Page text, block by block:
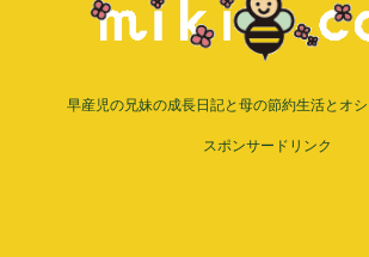
早産児の兄妹の成長日記と母の節約生活とオ
スポンサードリンク